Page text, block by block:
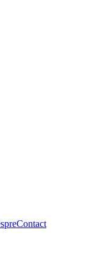
Contact